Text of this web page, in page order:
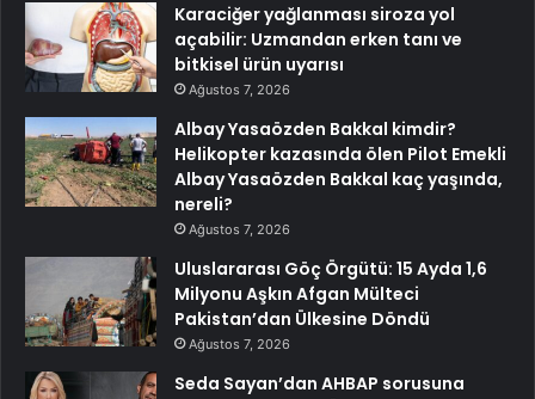
Karaciğer yağlanması siroza yol
açabilir: Uzmandan erken tanı ve
bitkisel ürün uyarısı
Ağustos 7, 2026
Albay Yasaözden Bakkal kimdir?
Helikopter kazasında ölen Pilot Emekli
Albay Yasaözden Bakkal kaç yaşında,
nereli?
Ağustos 7, 2026
Uluslararası Göç Örgütü: 15 Ayda 1,6
Milyonu Aşkın Afgan Mülteci
Pakistan’dan Ülkesine Döndü
Ağustos 7, 2026
Seda Sayan’dan AHBAP sorusuna